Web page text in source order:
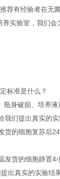
荐有经验者在无
实验室，我们会
标准是什么？
身破损、培养液
们提出真实的实
货的细胞复苏后
货的细胞静置4
出真实的实验结